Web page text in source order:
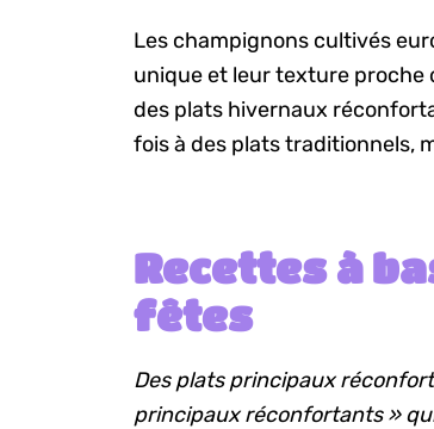
Les champignons cultivés
unique et leur texture proche
des plats hivernaux
fois à des plats traditionnels,
Recettes à
fêtes
Des plats principaux
principaux réconfortants »